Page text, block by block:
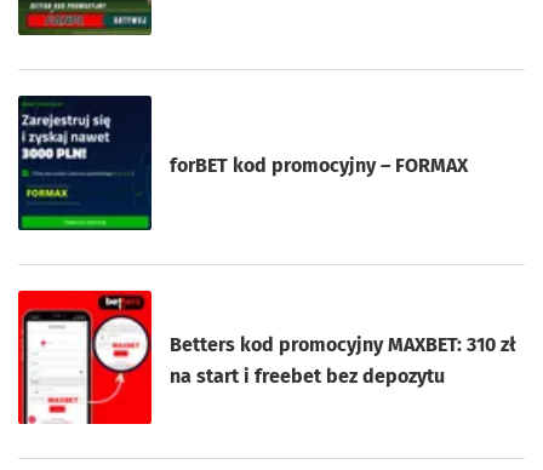
forBET kod promocyjny – FORMAX
Betters kod promocyjny MAXBET: 310 zł
na start i freebet bez depozytu